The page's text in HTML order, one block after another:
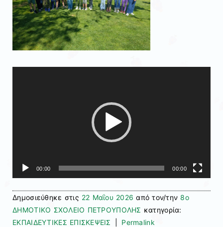
00:00 00:00
Δημοσιεύθηκε στις 22 Μαΐου 2026 από τον/την8ο
ΔΗΜΟΤΙΚΟ ΣΧΟΛΕΙΟ ΠΕΤΡΟΥΠΟΛΗΣ κατηγορία:
ΕΚΠΑΙΔΕΥΤΙΚΕΣ ΕΠΙΣΚΕΨΕΙΣ
Permalink